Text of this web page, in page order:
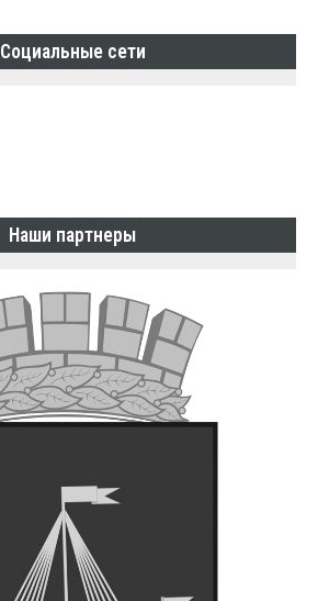
Социальные сети
Наши партнеры